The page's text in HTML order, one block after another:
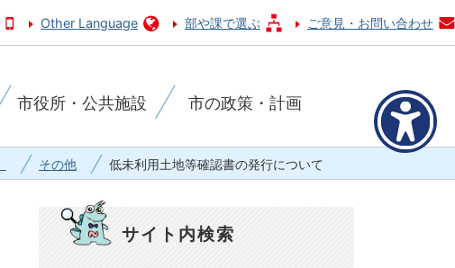
Other Language 部や課で選ぶ ご意見・お問い合わせ
市役所・公共施設 市の政策・計画
その他 低未利用土地等確認書の発行について
サイト内検索